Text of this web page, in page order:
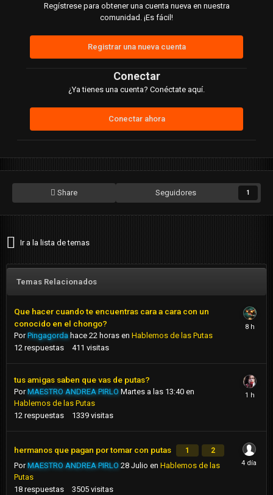
Regístrese para obtener una cuenta nueva en nuestra
comunidad. ¡Es fácil!
Registrar una nueva cuenta
Conectar
¿Ya tienes una cuenta? Conéctate aquí.
Conectar ahora
Share Seguidores 1
Ir a la lista de temas
Temas Relacionados
Que hacer cuando te encuentras cara a cara con un
conocido en el chongo?
PorPingagorda hace 22 horas en Hablemos de las Putas
12 respuestas 411 visitas
tus amigas saben que vas de putas?
PorMAESTRO ANDREA PIRLO Martes a las 13:40 en
Hablemos de las Putas
12 respuestas 1339 visitas
hermanos que pagan por tomar con putas 1 2
PorMAESTRO ANDREA PIRLO 28 Julio en Hablemos de las
Putas
18 respuestas 3505 visitas